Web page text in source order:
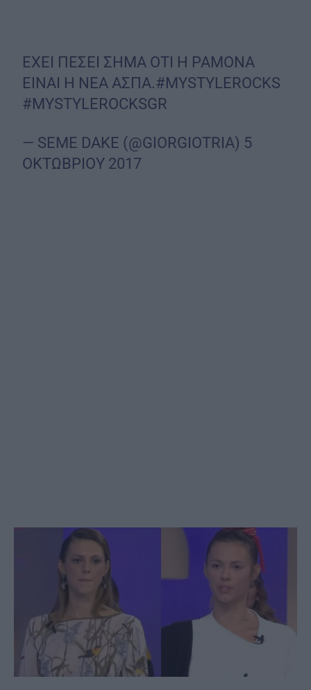
ΕΧΕΙ ΠΕΣΕΙ ΣΗΜΑ ΟΤΙ Η ΡΑΜΟΝΑ
ΕΙΝΑΙ Η ΝΕΑ ΑΣΠΑ.#MYSTYLEROCKS
#MYSTYLEROCKSGR
— SEME DAKE (@GIORGIOTRIA) 5
ΟΚΤΩΒΡΙΟΥ 2017